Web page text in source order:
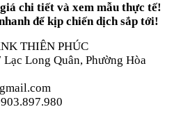
chi tiết và xem mẫu thực tế!
để kịp chiến dịch sắp tới!
THIÊN PHÚC
Long Quân, Phường Hòa